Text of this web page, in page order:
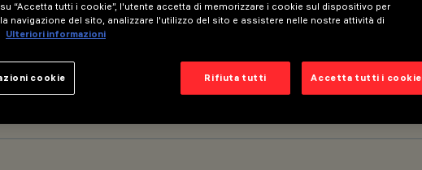
“Accetta tutti i cookie”, l'utente accetta di memorizzare i cookie sul dispositivo per
navigazione del sito, analizzare l'utilizzo del sito e assistere nelle nostre attività di
Ulteriori informazioni
Rifiuta tutti Accetta tutti i cookie
cookie